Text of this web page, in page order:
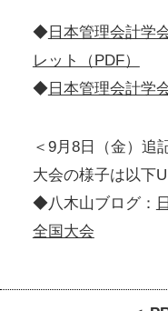
◆日本管理会計学
レット（PDF）
◆日本管理会計学
＜9月8日（金）追
大会の様子は以下
◆八木山ブログ：
全国大会